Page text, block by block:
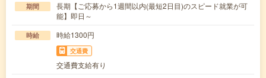
期間
長期【ご応募から1週間以内(最短2日目)のスピード就業が可
能】即日～
時給 時給1300円
交通費
交通費支給有り